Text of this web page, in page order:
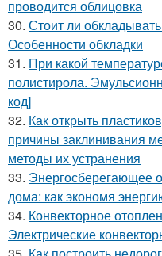
проводится облицовка
30. Стоит ли
Особенности обкладки
31. При какой
полистирола.
код]
32. Как открыть
причины заклинивания
методы их устранения
33. Энергосберегающее
дома: как экономя
34. Конвекторное
Электрические